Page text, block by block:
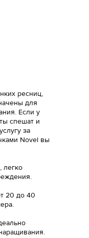
ресниц,
для
Если у
спешат и
за
Novel вы
легко
20 до 40